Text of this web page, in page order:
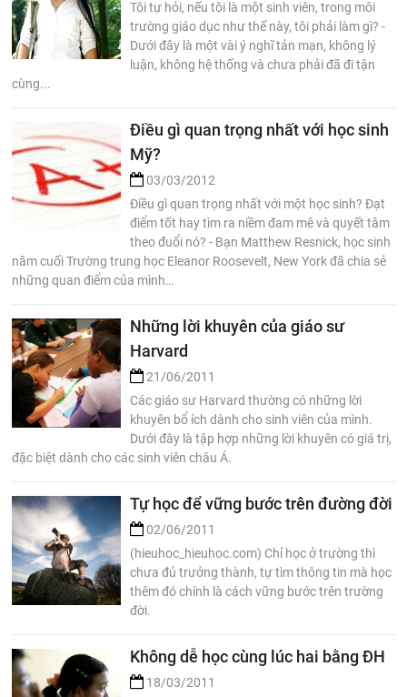
Tôi tự hỏi, nếu tôi là một sinh viên, trong môi
trường giáo dục như thế này, tôi phải làm gì? -
Dưới đây là một vài ý nghĩ tản mạn, không lý
luận, không hệ thống và chưa phải đã đi tận
cùng...
Điều gì quan trọng nhất với học sinh
Mỹ?
03/03/2012
Điều gì quan trọng nhất với một học sinh? Đạt
điểm tốt hay tìm ra niềm đam mê và quyết tâm
theo đuổi nó? - Bạn Matthew Resnick, học sinh
năm cuối Trường trung học Eleanor Roosevelt, New York đã chia sẻ
những quan điểm của mình…
Những lời khuyên của giáo sư
Harvard
21/06/2011
Các giáo sư Harvard thường có những lời
khuyên bổ ích dành cho sinh viên của mình.
Dưới đây là tập hợp những lời khuyên có giá trị,
đặc biệt dành cho các sinh viên châu Á.
Tự học để vững bước trên đường đời
02/06/2011
(hieuhoc_hieuhoc.com) Chỉ học ở trường thì
chưa đủ trưởng thành, tự tìm thông tin mà học
thêm đó chính là cách vững bước trên trường
đời.
Không dễ học cùng lúc hai bằng ĐH
18/03/2011